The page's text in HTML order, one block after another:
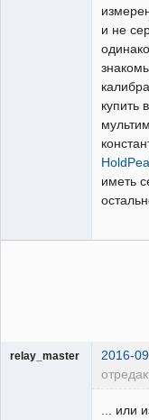
и не
купить
иметь
relay_master 2016-
... или